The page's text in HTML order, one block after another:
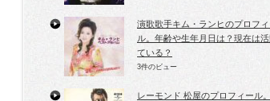
演歌歌手キム・ランヒのプロフィ
ル。年齢や生年月日は？現在は活
ている？
3件のビュー
レーモンド 松屋のプロフィール